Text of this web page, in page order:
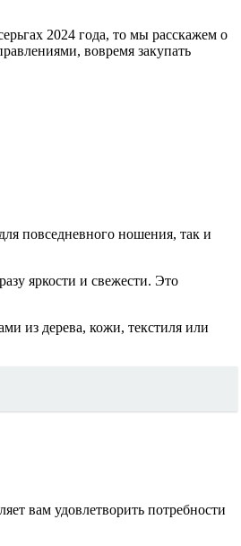
2024 года, то мы расскажем о
вовремя закупать
повседневного ношения, так и
яркости и свежести. Это
из дерева, кожи, текстиля или
вам удовлетворить потребности